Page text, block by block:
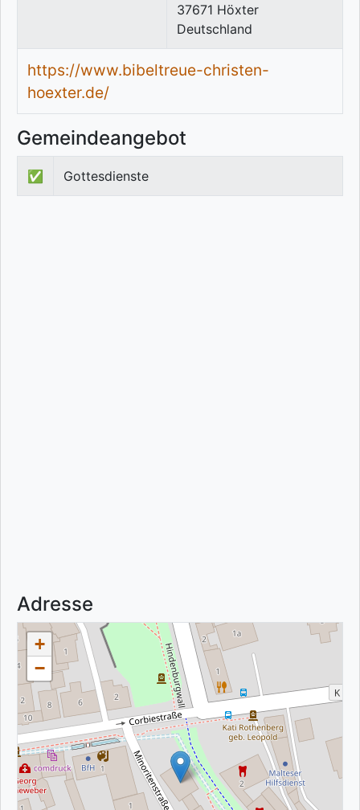
37671 Höxter
Deutschland
https://www.bibeltreue-christen-
hoexter.de/
Gemeindeangebot
✅ Gottesdienste
Adresse
+
−